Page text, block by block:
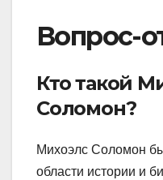
Вопрос-
Кто такой
Соломон?
Михоэлс Соломон
области истории и